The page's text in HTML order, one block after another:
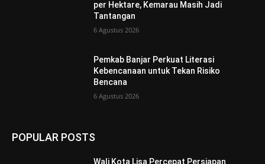
per Hektare, Kemarau Masih Jadi
Tantangan
6 Agustus 2026
Pemkab Banjar Perkuat Literasi
Kebencanaan untuk Tekan Risiko
Bencana
6 Agustus 2026
POPULAR POSTS
Wali Kota Lisa Percepat Persiapan